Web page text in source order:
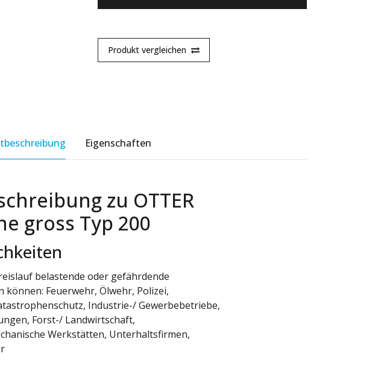
Produkt vergleichen
Eigenschaften
zu OTTER
gross Typ 200
belastende oder gefährdende
können: Feuerwehr, Ölwehr, Polizei,
Industrie-/ Gewerbebetriebe,
Forst-/ Landwirtschaft,
Werkstätten, Unterhaltsfirmen,